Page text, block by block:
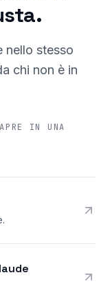
nello stesso
chi non è in
IN UNA